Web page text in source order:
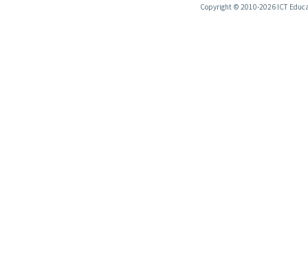
Copyright © 2010-2026 ICT